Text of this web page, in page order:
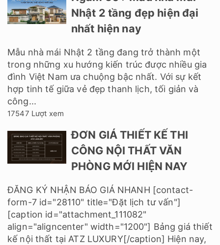
Nhật 2 tầng đẹp hiện đại
nhất hiện nay
Mẫu nhà mái Nhật 2 tầng đang trở thành một
trong những xu hướng kiến trúc được nhiều gia
đình Việt Nam ưa chuộng bậc nhất. Với sự kết
hợp tinh tế giữa vẻ đẹp thanh lịch, tối giản và
công...
17547 Lượt xem
ĐƠN GIÁ THIẾT KẾ THI
CÔNG NỘI THẤT VĂN
PHÒNG MỚI HIỆN NAY
ĐĂNG KÝ NHẬN BÁO GIÁ NHANH [contact-
form-7 id="28110" title="Đặt lịch tư vấn"]
[caption id="attachment_111082"
align="aligncenter" width="1200"] Bảng giá thiết
kế nội thất tại ATZ LUXURY[/caption] Hiện nay,